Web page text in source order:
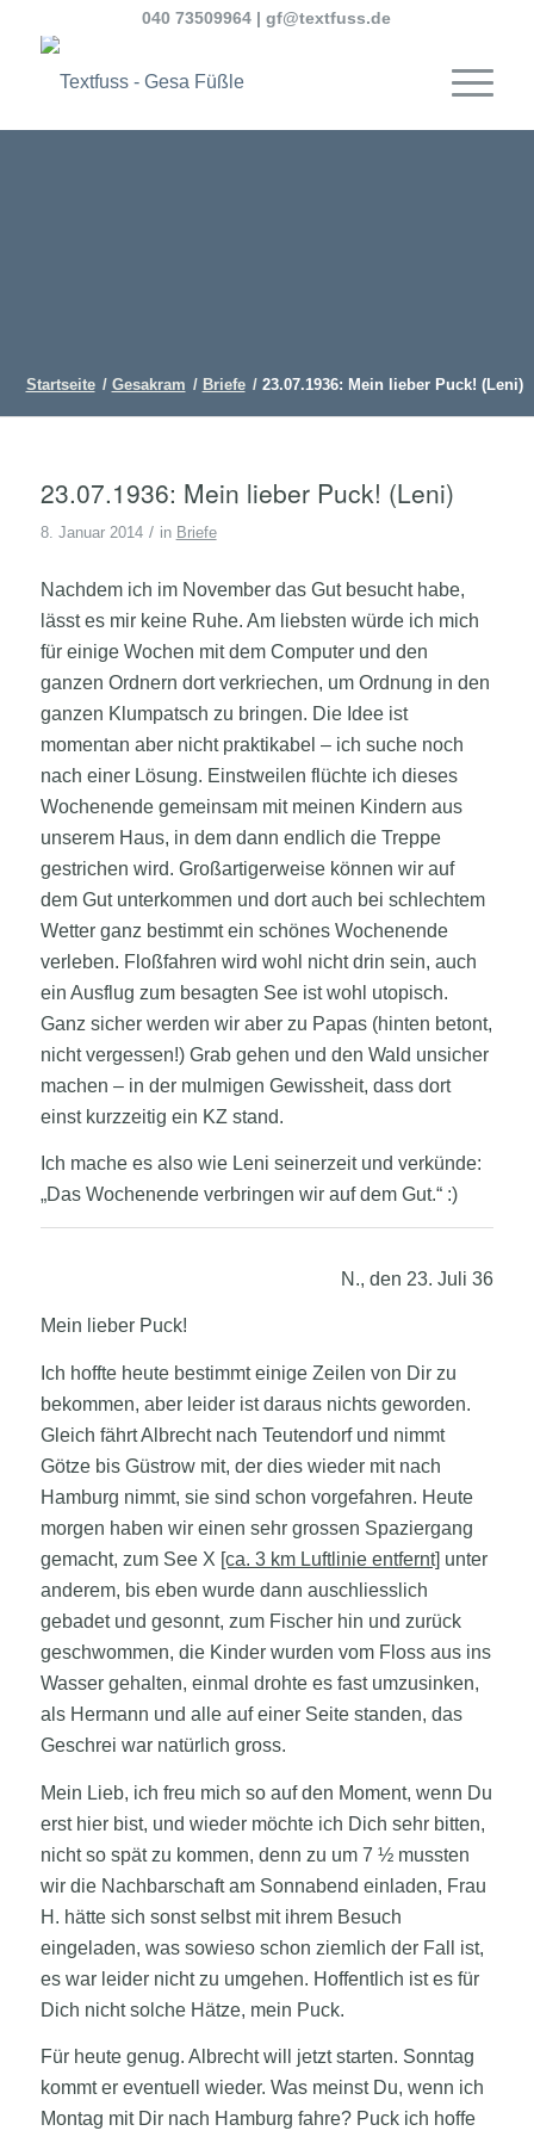
040 73509964 |gf@textfuss.de
Startseite / Gesakram / Briefe / 23.07.1936: Mein lieber Puck! (Leni)
23.07.1936: Mein lieber Puck! (Leni)
8. Januar 2014 / in Briefe
Nachdem ich im November das Gut besucht habe,
lässt es mir keine Ruhe. Am liebsten würde ich mich
für einige Wochen mit dem Computer und den
ganzen Ordnern dort verkriechen, um Ordnung in den
ganzen Klumpatsch zu bringen. Die Idee ist
momentan aber nicht praktikabel – ich suche noch
nach einer Lösung. Einstweilen flüchte ich dieses
Wochenende gemeinsam mit meinen Kindern aus
unserem Haus, in dem dann endlich die Treppe
gestrichen wird. Großartigerweise können wir auf
dem Gut unterkommen und dort auch bei schlechtem
Wetter ganz bestimmt ein schönes Wochenende
verleben. Floßfahren wird wohl nicht drin sein, auch
ein Ausflug zum besagten See ist wohl utopisch.
Ganz sicher werden wir aber zu Papas (hinten betont,
nicht vergessen!) Grab gehen und den Wald unsicher
machen – in der mulmigen Gewissheit, dass dort
einst kurzzeitig ein KZ stand.
Ich mache es also wie Leni seinerzeit und verkünde:
„Das Wochenende verbringen wir auf dem Gut.“ :)
N., den 23. Juli 36
Mein lieber Puck!
Ich hoffte heute bestimmt einige Zeilen von Dir zu
bekommen, aber leider ist daraus nichts geworden.
Gleich fährt Albrecht nach Teutendorf und nimmt
Götze bis Güstrow mit, der dies wieder mit nach
Hamburg nimmt, sie sind schon vorgefahren. Heute
morgen haben wir einen sehr grossen Spaziergang
gemacht, zum See X [ca. 3 km Luftlinie entfernt] unter
anderem, bis eben wurde dann auschliesslich
gebadet und gesonnt, zum Fischer hin und zurück
geschwommen, die Kinder wurden vom Floss aus ins
Wasser gehalten, einmal drohte es fast umzusinken,
als Hermann und alle auf einer Seite standen, das
Geschrei war natürlich gross.
Mein Lieb, ich freu mich so auf den Moment, wenn Du
erst hier bist, und wieder möchte ich Dich sehr bitten,
nicht so spät zu kommen, denn zu um 7 ½ mussten
wir die Nachbarschaft am Sonnabend einladen, Frau
H. hätte sich sonst selbst mit ihrem Besuch
eingeladen, was sowieso schon ziemlich der Fall ist,
es war leider nicht zu umgehen. Hoffentlich ist es für
Dich nicht solche Hätze, mein Puck.
Für heute genug. Albrecht will jetzt starten. Sonntag
kommt er eventuell wieder. Was meinst Du, wenn ich
Montag mit Dir nach Hamburg fahre? Puck ich hoffe